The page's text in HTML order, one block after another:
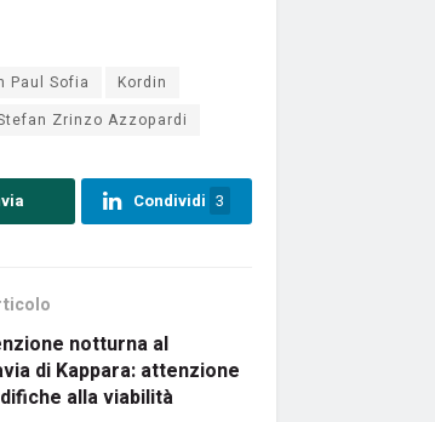
Paul Sofia
Kordin
Zrinzo Azzopardi
Condividi 3
notturna al
di Kappara: attenzione
alla viabilità